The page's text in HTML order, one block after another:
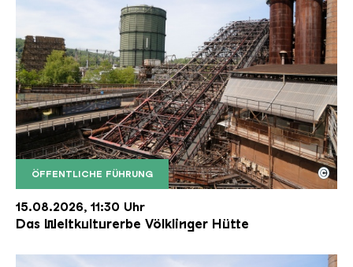
ÖFFENTLICHE FÜHRUNG
Der Erzschrägaufzug der Völklinger Hütte mit
Copyright: Weltkulturerbe Völklinger Hütte | Karl
©
15.08.2026, 11:30 Uhr
Das Weltkulturerbe Völklinger Hütte